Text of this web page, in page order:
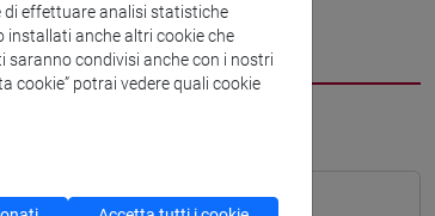
di effettuare analisi statistiche
installati anche altri cookie che
condivisi anche con i nostri
cookie” potrai vedere quali cookie